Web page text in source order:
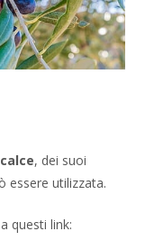
calce, dei suoi
essere utilizzata.
questi link: